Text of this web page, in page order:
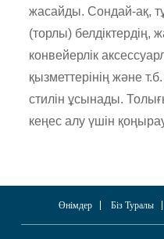
жасайды. Сондай-ақ,
(торлы) белдіктердің,
конвейерлік
қызметтерінің және
стилін ұсынады.
кеңес алу үшін
Өнімдер Біз Туралы